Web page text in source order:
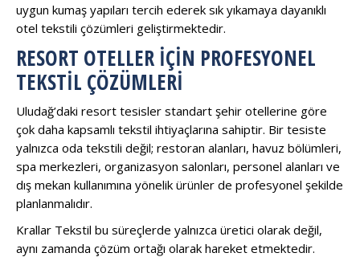
uygun kumaş yapıları tercih ederek sık yıkamaya dayanıklı
otel tekstili çözümleri geliştirmektedir.
RESORT OTELLER İÇIN PROFESYONEL
TEKSTIL ÇÖZÜMLERI
Uludağ’daki resort tesisler standart şehir otellerine göre
çok daha kapsamlı tekstil ihtiyaçlarına sahiptir. Bir tesiste
yalnızca oda tekstili değil; restoran alanları, havuz bölümleri,
spa merkezleri, organizasyon salonları, personel alanları ve
dış mekan kullanımına yönelik ürünler de profesyonel şekilde
planlanmalıdır.
Krallar Tekstil bu süreçlerde yalnızca üretici olarak değil,
aynı zamanda çözüm ortağı olarak hareket etmektedir.